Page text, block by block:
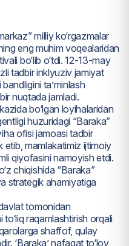
milliy ko‘rgazmalar
eng muhim voqealaridan
bo‘lib o‘tdi. 12-13-may
tadbir inklyuziv jamiyat
ta’minlash
nuqtada jamladi.
bo‘lgan loyihalaridan
huzuridagi “Baraka”
ofisi jamoasi tadbir
etib, mamlakatimiz ijtimoiy
qiyofasini namoyish etdi.
chiqishida “Baraka”
strategik ahamiyatiga
tomonidan
raqamlashtirish orqali
shaffof, qulay
‘Baraka’ nafaqat to‘lov